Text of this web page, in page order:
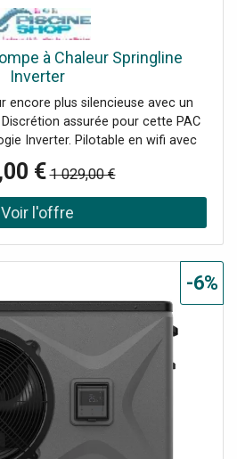
à Chaleur Springline
Inverter
encore plus silencieuse avec un
assurée pour cette PAC
Inverter. Pilotable en wifi avec
de fonctionnement Boost,
et Smart.
€ 1 029,00 €
-6%